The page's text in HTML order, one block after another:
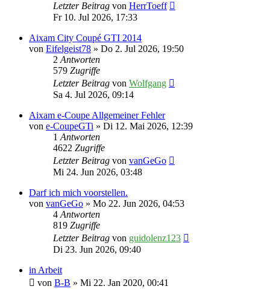
Letzter Beitrag von HerrToeff
Fr 10. Jul 2026, 17:33
Aixam City Coupé GTI 2014
von Eifelgeist78 » Do 2. Jul 2026, 19:50
2Antworten
579 Zugriffe
Letzter Beitrag von Wolfgang
Sa 4. Jul 2026, 09:14
Aixam e-Coupe Allgemeiner Fehler
von e-CoupeGTi » Di 12. Mai 2026, 12:39
1Antworten
4622 Zugriffe
Letzter Beitrag von vanGeGo
Mi 24. Jun 2026, 03:48
Darf ich mich voorstellen.
von vanGeGo » Mo 22. Jun 2026, 04:53
4Antworten
819 Zugriffe
Letzter Beitrag von guidolenz123
Di 23. Jun 2026, 09:40
in Arbeit
von B-B » Mi 22. Jan 2020, 00:41